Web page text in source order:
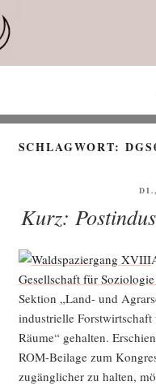
Inhalt
springen
SCHLAGWORT:
Kurz:
Gesell­schaft für
Sek­ti­on „Land- und
in­dus­tri­el­le
Räu­me“ gehal­ten.
ROM-Bei­la­ge zum
zugäng­li­cher zu hal­ten,